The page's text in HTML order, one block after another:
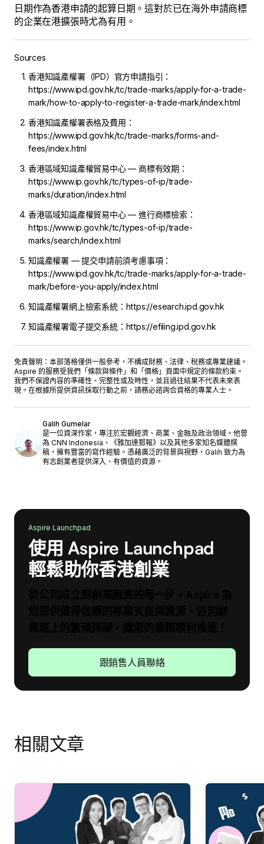
日期作為香港申請的起算日期。這對於已在海外申請商標
的企業在港擴張時尤為有用。
Sources
香港知識產權署（IPD）官方申請指引：
https://www.ipd.gov.hk/tc/trade-marks/apply-for-a-trade-
mark/how-to-apply-to-register-a-trade-mark/index.html
香港知識產權署表格及費用：
https://www.ipd.gov.hk/tc/trade-marks/forms-and-
fees/index.html
香港區域知識產權貿易中心 — 商標有效期：
https://www.ip.gov.hk/tc/types-of-ip/trade-
marks/duration/index.html
香港區域知識產權貿易中心 — 進行商標檢索：
https://www.ip.gov.hk/tc/types-of-ip/trade-
marks/search/index.html
知識產權署 — 提交申請前須考慮事項：
https://www.ipd.gov.hk/tc/trade-marks/apply-for-a-trade-
mark/before-you-apply/index.html
知識產權署網上檢索系統：https://esearch.ipd.gov.hk
知識產權署電子提交系統：https://efiling.ipd.gov.hk
免責聲明：本部落格僅供一般參考，不構成財務、法律、稅務或專業建議。
Aspire 的服務受我們「 條款與條件 」和「 價格 」頁面中規定的條款約束。
我們不保證內容的準確性、完整性或及時性，並且過往結果不代表未來表
現。在根據所提供資訊採取行動之前，請務必諮詢合資格的專業人士。
Galih Gumelar
是一位資深作家，專注於宏觀經濟、商業、金融及政治領域。他曾
為 CNN Indonesia、《雅加達郵報》以及其他多家知名媒體撰
稿，擁有豐富的寫作經驗。憑藉廣泛的背景與視野，Galih 致力為
有志創業者提供深入、有價值的資源。
Aspire Launchpad
使用 Aspire Launchpad
輕鬆助你香港創業
跟銷售人員聯絡
相關文章